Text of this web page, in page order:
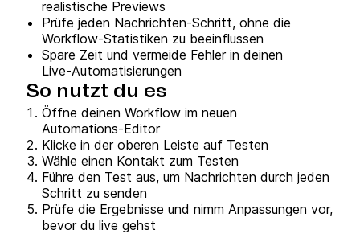
realistische Previews
Prüfe jeden Nachrichten‑Schritt, ohne die
Workflow‑Statistiken zu beeinflussen
Spare Zeit und vermeide Fehler in deinen
Live‑Automatisierungen
So nutzt du es
Öffne deinen Workflow im neuen
Automations‑Editor
Klicke in der oberen Leiste auf Testen
Wähle einen Kontakt zum Testen
Führe den Test aus, um Nachrichten durch jeden
Schritt zu senden
Prüfe die Ergebnisse und nimm Anpassungen vor,
bevor du live gehst